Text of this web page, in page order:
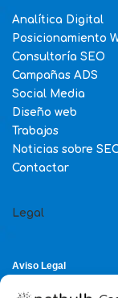
Analítica Digital
Posicionamiento
Consultoría SEO
Campañas ADS
Social Media
Diseño web
Trabajos
Noticias sobre
Contactar
Legal
Aviso Legal